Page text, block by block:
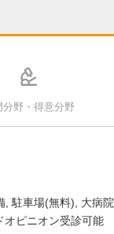
分野・得意分野
駐車場(無料) 大病院
オピニオン受診可能